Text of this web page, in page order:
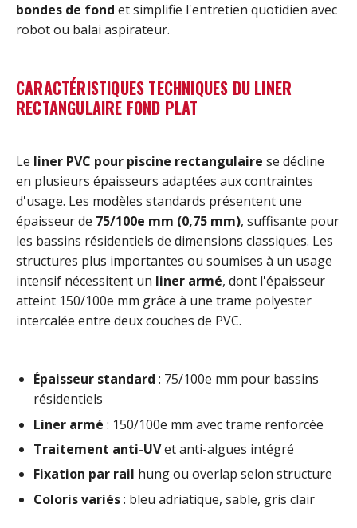
bondes de fond et simplifie l'entretien quotidien avec
robot ou balai aspirateur.
CARACTÉRISTIQUES TECHNIQUES DU LINER
RECTANGULAIRE FOND PLAT
Le liner PVC pour piscine rectangulaire se décline
en plusieurs épaisseurs adaptées aux contraintes
d'usage. Les modèles standards présentent une
épaisseur de 75/100e mm (0,75 mm), suffisante pour
les bassins résidentiels de dimensions classiques. Les
structures plus importantes ou soumises à un usage
intensif nécessitent un liner armé, dont l'épaisseur
atteint 150/100e mm grâce à une trame polyester
intercalée entre deux couches de PVC.
Épaisseur standard : 75/100e mm pour bassins
résidentiels
Liner armé : 150/100e mm avec trame renforcée
Traitement anti-UVet anti-algues intégré
Fixation par rail hung ou overlap selon structure
Coloris variés: bleu adriatique, sable, gris clair